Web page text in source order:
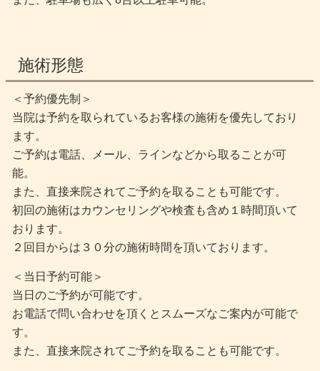
施術形態
＜予約優先制＞
当院は予約を取られているお客様の施術を優先しており
ます。
ご予約は電話、メール、ラインなどから取ることが可
能。
また、直接来院されてご予約を取ることも可能です。
初回の施術はカウンセリングや検査も含め１時間頂いて
おります。
２回目からは３０分の施術時間を頂いております。
＜当日予約可能＞
当日のご予約が可能です。
お電話で問い合わせを頂くとスムーズなご案内が可能で
す。
また、直接来院されてご予約を取ることも可能です。